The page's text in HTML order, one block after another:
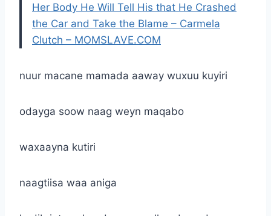
Her Body He Will Tell His that He Crashed
the Car and Take the Blame – Carmela
Clutch – MOMSLAVE.COM
nuur macane mamada aaway wuxuu kuyiri
odayga soow naag weyn maqabo
waxaayna kutiri
naagtiisa waa aniga